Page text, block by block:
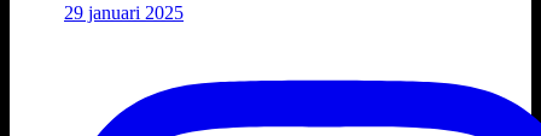
29 januari 2025